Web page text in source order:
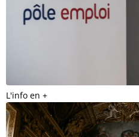
L'info en +